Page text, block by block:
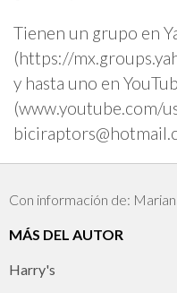
Tienen un grupo en
(https://
y hasta uno en
(www.youtube.com/
Con información de:
MÁS DEL AUTOR
Harry's